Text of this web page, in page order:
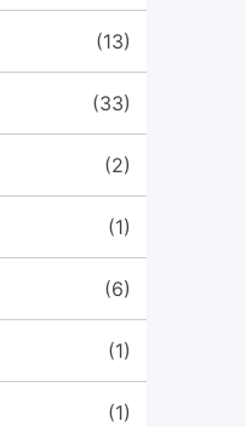
(13)
(33)
(2)
(1)
(6)
(1)
(1)